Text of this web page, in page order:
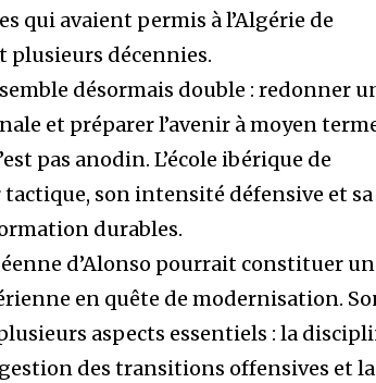
qui avaient permis à l’Algérie de
décennies.
désormais double : redonner
et préparer l’avenir à moyen
pas anodin. L’école ibérique de
son intensité défensive et sa
durables.
d’Alonso pourrait constituer un
en quête de modernisation.
aspects essentiels : la
des transitions offensives et la